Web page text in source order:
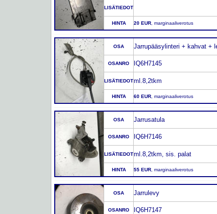
LISÄTIEDOT
HINTA 20 EUR , marginaaliverotus
OSA Jarrupääsylinteri + kahvat +
OSANRO IQ6H7145
LISÄTIEDOTml.8,2tkm
HINTA 60 EUR , marginaaliverotus
OSA Jarrusatula
OSANRO IQ6H7146
LISÄTIEDOTml.8,2tkm, sis. palat
HINTA 55 EUR , marginaaliverotus
OSA Jarrulevy
OSANRO IQ6H7147